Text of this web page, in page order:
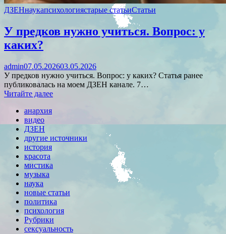
ДЗЕНнаукапсихологиястарые статьиСтатьи
У предков нужно учиться. Вопрос: у
каких?
admin07.05.202603.05.2026
У предков нужно учиться. Вопрос: у каких? Статья ранее
публиковалась на моем ДЗЕН канале. 7…
Читайте далее
анархия
видео
ДЗЕН
другие источники
история
красота
мистика
музыка
наука
новые статьи
политика
психология
Рубрики
сексуальность